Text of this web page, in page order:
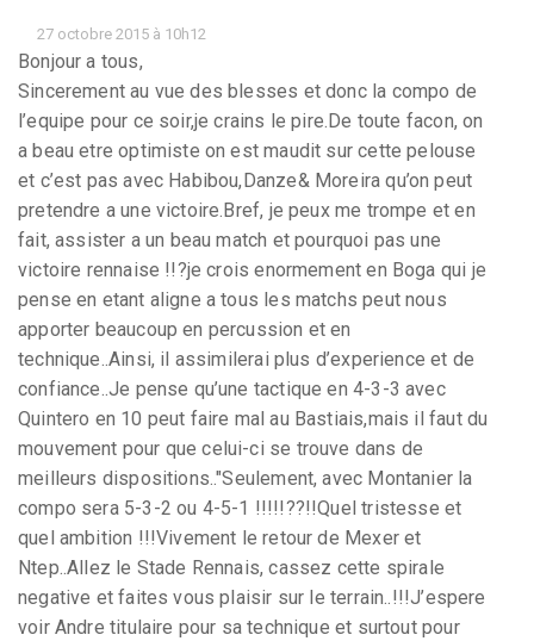
27 octobre 2015 à 10h12
Bonjour a tous,
Sincerement au vue des blesses et donc la compo de
l’equipe pour ce soir,je crains le pire.De toute facon, on
a beau etre optimiste on est maudit sur cette pelouse
et c’est pas avec Habibou,Danze& Moreira qu’on peut
pretendre a une victoire.Bref, je peux me trompe et en
fait, assister a un beau match et pourquoi pas une
victoire rennaise !!?je crois enormement en Boga qui je
pense en etant aligne a tous les matchs peut nous
apporter beaucoup en percussion et en
technique..Ainsi, il assimilerai plus d’experience et de
confiance..Je pense qu’une tactique en 4-3-3 avec
Quintero en 10 peut faire mal au Bastiais,mais il faut du
mouvement pour que celui-ci se trouve dans de
meilleurs dispositions.."Seulement, avec Montanier la
compo sera 5-3-2 ou 4-5-1 !!!!!??!!Quel tristesse et
quel ambition !!!Vivement le retour de Mexer et
Ntep..Allez le Stade Rennais, cassez cette spirale
negative et faites vous plaisir sur le terrain..!!!J’espere
voir Andre titulaire pour sa technique et surtout pour